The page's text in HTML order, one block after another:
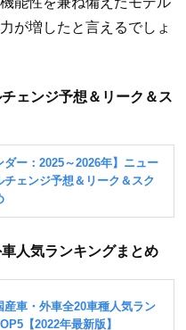
が増したと言えるでしょ
ェンジ予想＆リーク＆ス
人気ランキングまとめ